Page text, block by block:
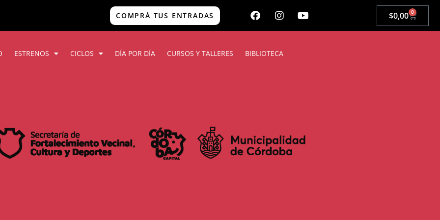
COMPRÁ TUS ENTRADAS $0,00 0
ESTRENOS CICLOS DÍA POR DÍA CURSOS Y TALLERES BIBLIOTECA